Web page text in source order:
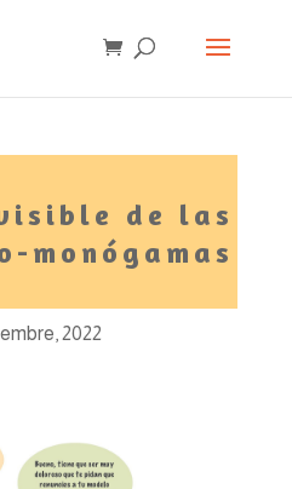
de las
monógamas
2022